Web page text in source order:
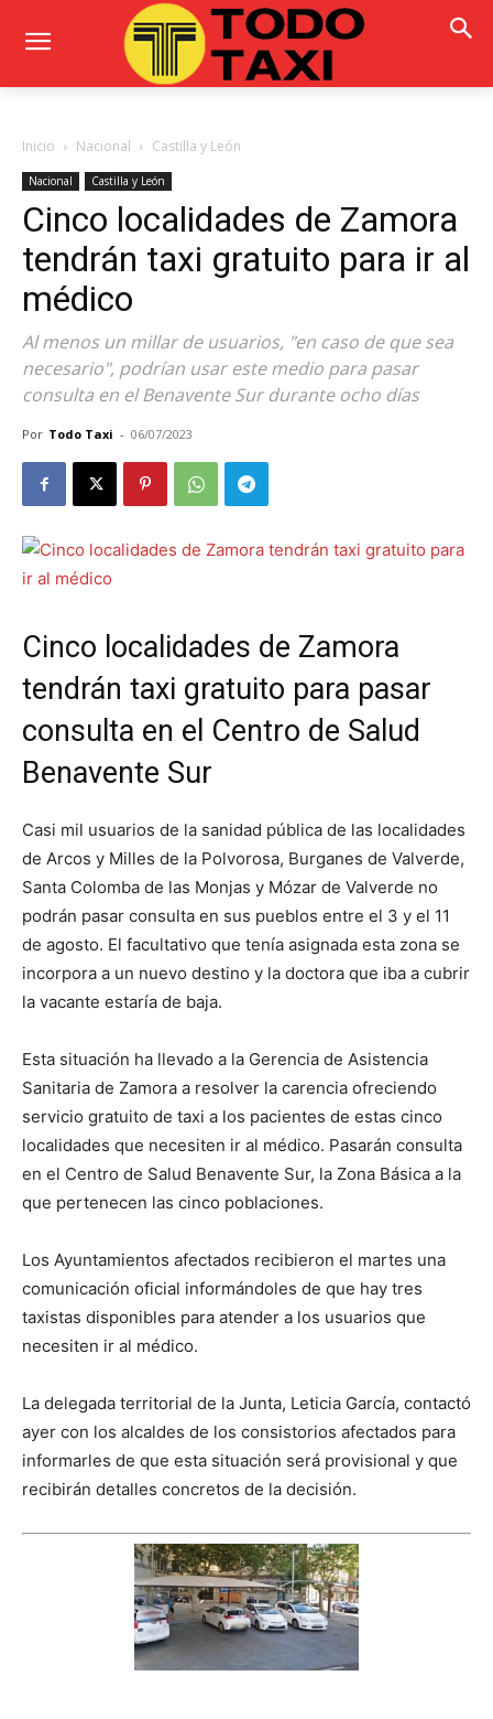
Inicio Nacional Castilla y León
Nacional Castilla y León
Cinco localidades de Zamora
tendrán taxi gratuito para ir al
médico
Al menos un millar de usuarios, "en caso de que sea
necesario", podrían usar este medio para pasar
consulta en el Benavente Sur durante ocho días
Por Todo Taxi - 06/07/2023
Cinco localidades de Zamora
tendrán taxi gratuito para pasar
consulta en el Centro de Salud
Benavente Sur
Casi mil usuarios de la sanidad pública de las localidades
de Arcos y Milles de la Polvorosa, Burganes de Valverde,
Santa Colomba de las Monjas y Mózar de Valverde no
podrán pasar consulta en sus pueblos entre el 3 y el 11
de agosto. El facultativo que tenía asignada esta zona se
incorpora a un nuevo destino y la doctora que iba a cubrir
la vacante estaría de baja.
Esta situación ha llevado a la Gerencia de Asistencia
Sanitaria de Zamora a resolver la carencia ofreciendo
servicio gratuito de taxi a los pacientes de estas cinco
localidades que necesiten ir al médico. Pasarán consulta
en el Centro de Salud Benavente Sur, la Zona Básica a la
que pertenecen las cinco poblaciones.
Los Ayuntamientos afectados recibieron el martes una
comunicación oficial informándoles de que hay tres
taxistas disponibles para atender a los usuarios que
necesiten ir al médico.
La delegada territorial de la Junta, Leticia García, contactó
ayer con los alcaldes de los consistorios afectados para
informarles de que esta situación será provisional y que
recibirán detalles concretos de la decisión.